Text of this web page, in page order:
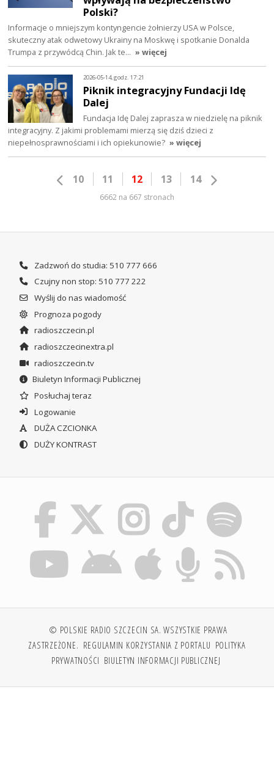
Polski?
Informacje o mniejszym kontyngencie żołnierzy USA w Polsce,
skuteczny atak odwetowy Ukrainy na Moskwę i spotkanie Donalda
Trumpa z przywódcą Chin. Jak te… » więcej
2026-05-14, godz. 17:21
Piknik integracyjny Fundacji Idę
Dalej
Fundacja Idę Dalej zaprasza w niedzielę na piknik
integracyjny. Z jakimi problemami mierzą się dziś dzieci z
niepełnosprawnościami i ich opiekunowie? » więcej
10 11 12 13 14
6662 na 667 stronach
Zadzwoń do studia: 510 777 666
Czujny non stop: 510 777 222
Wyślij do nas wiadomość
Prognoza pogody
radioszczecin.pl
radioszczecinextra.pl
radioszczecin.tv
Biuletyn Informacji Publicznej
Posłuchaj teraz
Logowanie
DUŻA CZCIONKA
DUŻY KONTRAST
© POLSKIE RADIO SZCZECIN SA. WSZYSTKIE PRAWA
ZASTRZEŻONE. REGULAMIN KORZYSTANIA Z PORTALU POLITYKA
PRYWATNOŚCI BIULETYN INFORMACJI PUBLICZNEJ